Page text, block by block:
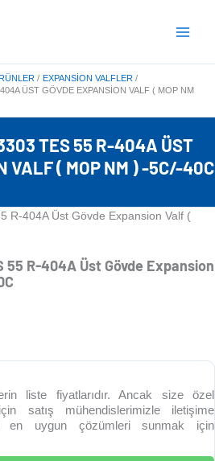
Menu
EXPANSION VALFLER
ÜST GÖVDE EXPANSION VALF ( MOP NM
TES 55 R-404A ÜST
VALF ( MOP NM ) -5C/-40C
55 R-404A Üst Gövde Expansion
liste fiyatlarıdır. Ancak size özel
satış mühendislerimizle iletişime
en uygun çözümleri sunmak için